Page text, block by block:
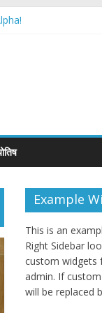
Example
This is an
Right Sidebar
custom widgets
admin. If
will be replaced